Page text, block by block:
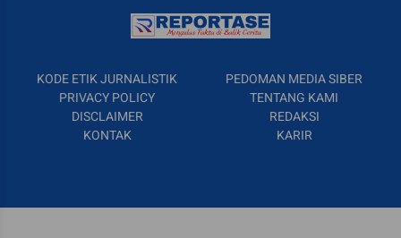
KODE ETIK JURNALISTIK
PEDOMAN MEDIA SIBER
PRIVACY POLICY
TENTANG KAMI
DISCLAIMER
REDAKSI
KONTAK
KARIR